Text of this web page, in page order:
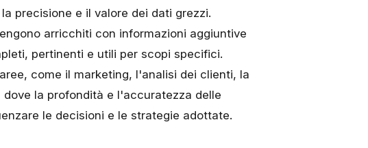
precisione e il valore dei dati grezzi.
arricchiti con informazioni aggiuntive
pertinenti e utili per scopi specifici.
come il marketing, l'analisi dei clienti, la
la profondità e l'accuratezza delle
le decisioni e le strategie adottate.